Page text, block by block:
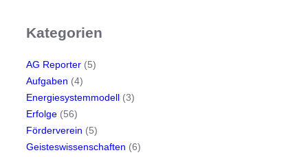
Kategorien
AG Reporter (5)
Aufgaben (4)
Energiesystemmodell (3)
Erfolge (56)
Förderverein (5)
Geisteswissenschaften (6)